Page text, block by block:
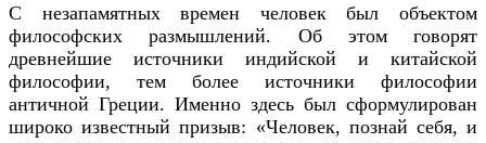
С незапамятных времен человек был объектом
философских размышлений. Об этом говорят
древнейшие источники индийской и китайской
философии, тем более источники философии
античной Греции. Именно здесь был сформулирован
широко известный призыв: «Человек, познай себя, и